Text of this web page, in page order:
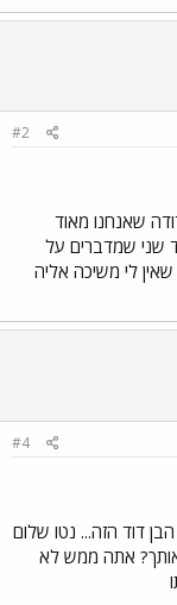
#2
שאנחנו מאוד
שני שמדברים על
שאין לי משיכה אליה
#4
דוד הזה... נטו שלום
אותך? אתה ממש לא